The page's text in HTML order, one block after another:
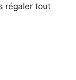
régaler tout